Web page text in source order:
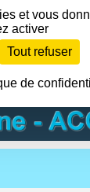
et vous
activer
Tout refuser
de